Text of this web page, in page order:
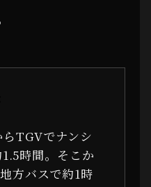
TGVでナンシ
時間。そこか
方バスで約1時